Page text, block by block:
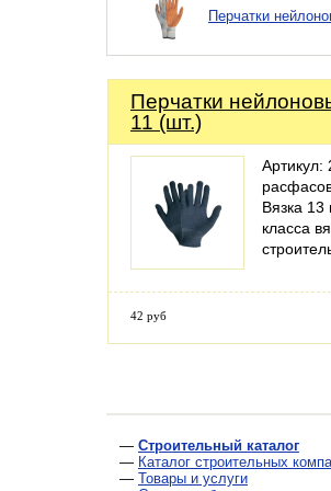
Перчатки
Перчатки
11 (шт.)
Артикул:
Вязка 13
класса
42 руб
— Строительный каталог
— Каталог строительных
— Товары и услуги